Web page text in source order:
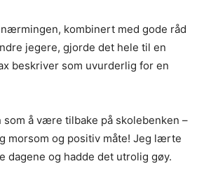
kombinert med gode råd
jegere, gjorde det hele til en
beskriver som uvurderlig for en
som å være tilbake på skolebenken –
morsom og positiv måte! Jeg lærte
dagene og hadde det utrolig gøy.